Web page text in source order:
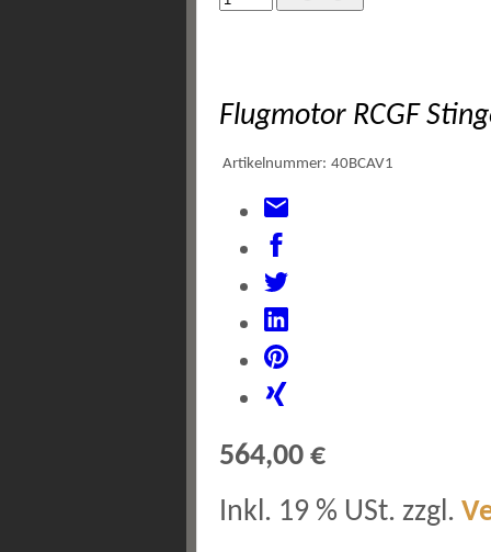
Flugmotor RCGF
Artikelnummer: 40BCAV1
564,00 €
Inkl. 19 % USt. zzgl.